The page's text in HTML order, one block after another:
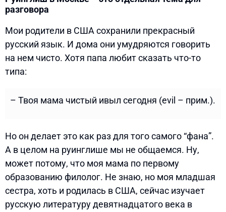
разговора
Мои родители в США сохранили прекрасный
русский язык. И дома они умудряются говорить
на нем чисто. Хотя папа любит сказать что-то
типа:
– Твоя мама чистый ивыл сегодня (evil – прим.).
Но он делает это как раз для того самого “фана”.
А в целом на руинглише мы не общаемся. Ну,
может потому, что моя мама по первому
образованию филолог. Не знаю, но моя младшая
сестра, хоть и родилась в США, сейчас изучает
русскую литературу девятнадцатого века в